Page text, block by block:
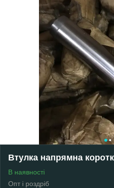
Втулка напрямна
В наявності
Опт і роздріб